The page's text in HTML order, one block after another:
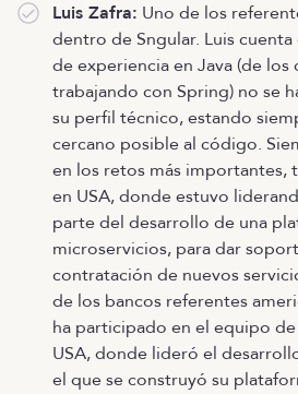
Luis Zafra: Uno de los
dentro de Sngular. Luis
de experiencia en Java (de los
trabajando con Spring) no se
su perfil técnico, estando
cercano posible al código.
en los retos más importantes,
en USA, donde estuvo
parte del desarrollo de una
microservicios, para dar
contratación de nuevos
de los bancos referentes
ha participado en el equipo
USA, donde lideró el
el que se construyó su